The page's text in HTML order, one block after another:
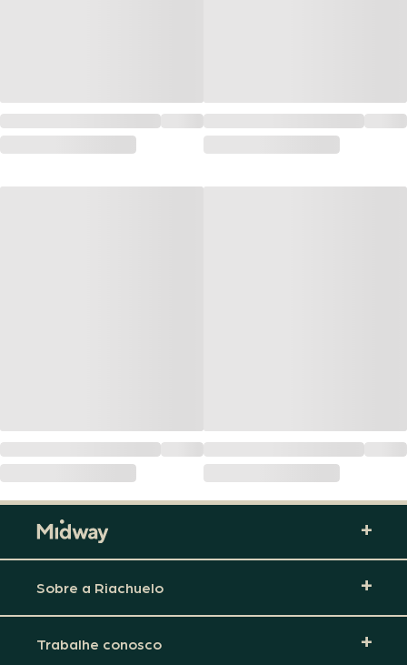
Sobre a Riachuelo
Trabalhe conosco